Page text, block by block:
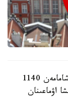
مامانداردىڭ الدىن الا باعالاۋىنشا، عيباداتحانا شامامەن 1140
اۋماعىنان